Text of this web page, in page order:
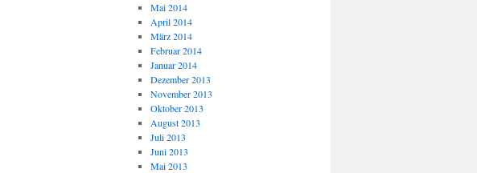
Mai 2014
April 2014
März 2014
Februar 2014
Januar 2014
Dezember 2013
November 2013
Oktober 2013
August 2013
Juli 2013
Juni 2013
Mai 2013